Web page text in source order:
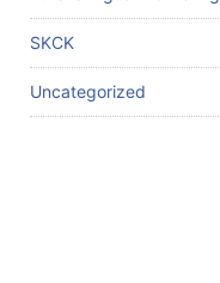
SKCK
Uncategorized